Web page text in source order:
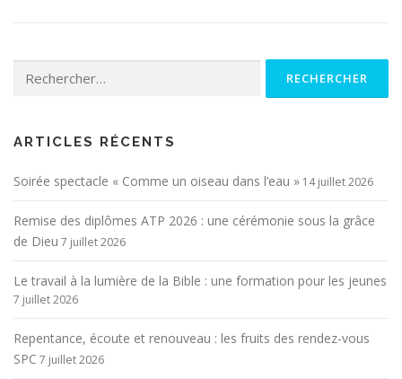
ARTICLES RÉCENTS
Soirée spectacle « Comme un oiseau dans l’eau » 14 juillet 2026
Remise des diplômes ATP 2026 : une cérémonie sous la grâce
de Dieu 7 juillet 2026
Le travail à la lumière de la Bible : une formation pour les jeunes
7 juillet 2026
Repentance, écoute et renouveau : les fruits des rendez-vous
SPC 7 juillet 2026